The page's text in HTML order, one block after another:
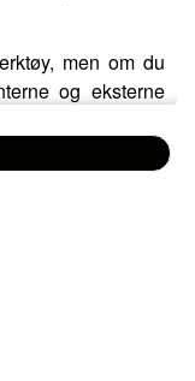
men om du
og eksterne
i en prosess du
være fort gjort å